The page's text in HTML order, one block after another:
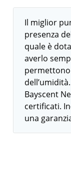
Il miglior
presenza
quale è
averlo
permettono
Bayscent
certificati.
una